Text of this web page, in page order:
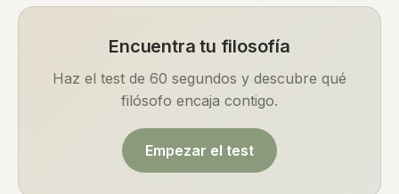
Encuentra tu filosofía
Haz el test de 60 segundos y descubre qué
filósofo encaja contigo.
Empezar el test